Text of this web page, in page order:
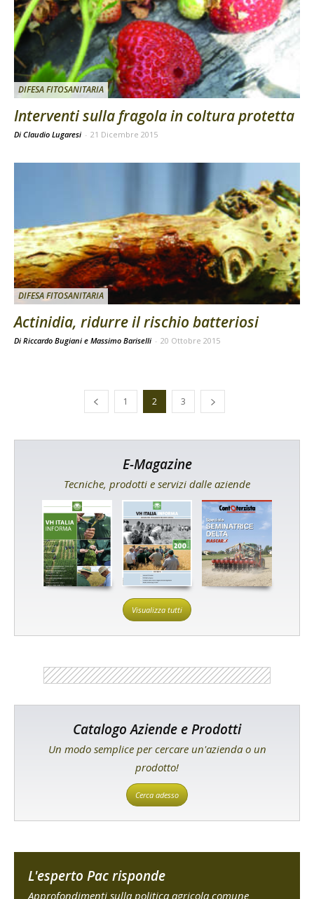
DIFESA FITOSANITARIA
Interventi sulla fragola in coltura protetta
Di Claudio Lugaresi - 21 Dicembre 2015
DIFESA FITOSANITARIA
Actinidia, ridurre il rischio batteriosi
Di Riccardo Bugiani e Massimo Bariselli - 20 Ottobre 2015
1 2 3
E-Magazine
Tecniche, prodotti e servizi dalle aziende
Visualizza tutti
Catalogo Aziende e Prodotti
Un modo semplice per cercare un'azienda o un
prodotto!
Cerca adesso
L'esperto Pac risponde
Approfondimenti sulla politica agricola comune